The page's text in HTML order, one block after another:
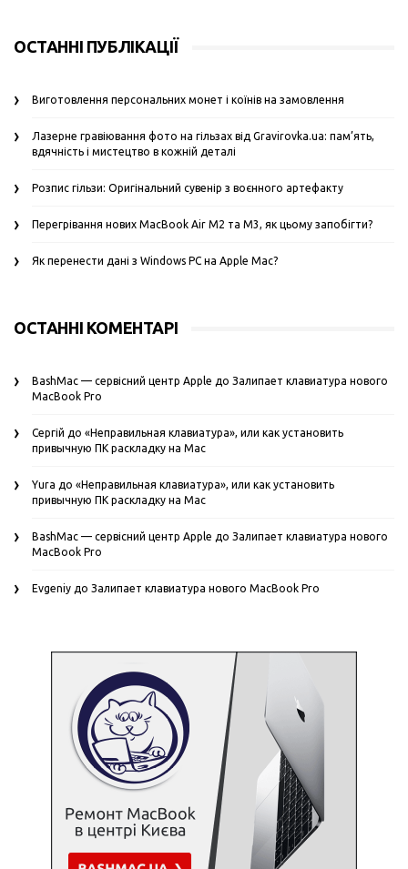
ОСТАННІ ПУБЛІКАЦІЇ
Виготовлення персональних монет і коїнів на замовлення
Лазерне гравіювання фото на гільзах від Gravirovka.ua: пам’ять,
вдячність і мистецтво в кожній деталі
Розпис гільзи: Оригінальний сувенір з воєнного артефакту
Перегрівання нових MacBook Air M2 та M3, як цьому запобігти?
Як перенести дані з Windows PC на Apple Mac?
ОСТАННІ КОМЕНТАРІ
BashMac — сервісний центр Apple до Залипает клавиатура нового
MacBook Pro
Сергій до «Неправильная клавиатура», или как установить
привычную ПК раскладку на Mac
Yura до «Неправильная клавиатура», или как установить
привычную ПК раскладку на Mac
BashMac — сервісний центр Apple до Залипает клавиатура нового
MacBook Pro
Evgeniy до Залипает клавиатура нового MacBook Pro